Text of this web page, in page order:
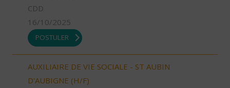
CDD
16/10/2025
POSTULER
AUXILIAIRE DE VIE SOCIALE - ST AUBIN
D'AUBIGNE (H/F)